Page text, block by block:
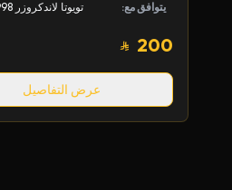
يتوافق مع: تويوتا لاندكروزر 1998-2007
200
عرض التفاصيل